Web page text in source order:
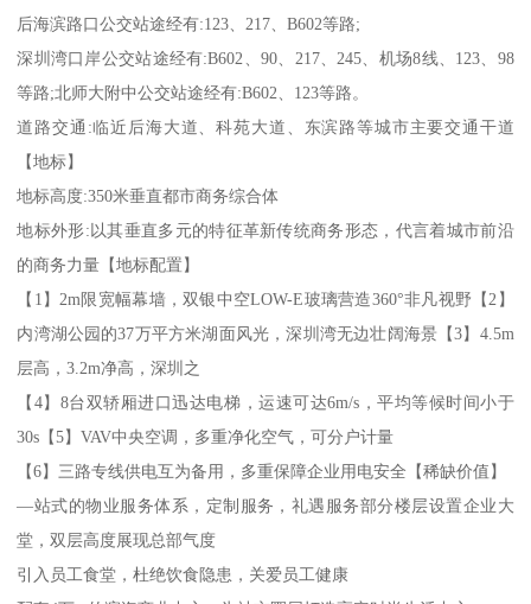
后海滨路口公交站途经有:123、217、B602等路;
深圳湾口岸公交站途经有:B602、90、217、245、机场8线、123、98
等路;北师大附中公交站途经有:B602、123等路。
道路交通:临近后海大道、科苑大道、东滨路等城市主要交通干道
【地标】
地标高度:350米垂直都市商务综合体
地标外形:以其垂直多元的特征革新传统商务形态，代言着城市前沿
的商务力量【地标配置】
【1】2m限宽幅幕墙，双银中空LOW-E玻璃营造360°非凡视野【2】
内湾湖公园的37万平方米湖面风光，深圳湾无边壮阔海景【3】4.5m
层高，3.2m净高，深圳之
【4】8台双轿厢进口迅达电梯，运速可达6m/s，平均等候时间小于
30s【5】VAV中央空调，多重净化空气，可分户计量
【6】三路专线供电互为备用，多重保障企业用电安全【稀缺价值】
—站式的物业服务体系，定制服务，礼遇服务部分楼层设置企业大
堂，双层高度展现总部气度
引入员工食堂，杜绝饮食隐患，关爱员工健康